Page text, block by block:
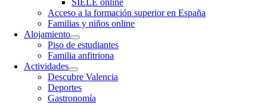
SIELE online
Acceso a la formación superior en España
Familias y niños online
Alojamiento
Piso de estudiantes
Familia anfitriona
Actividades
Descubre Valencia
Deportes
Gastronomía